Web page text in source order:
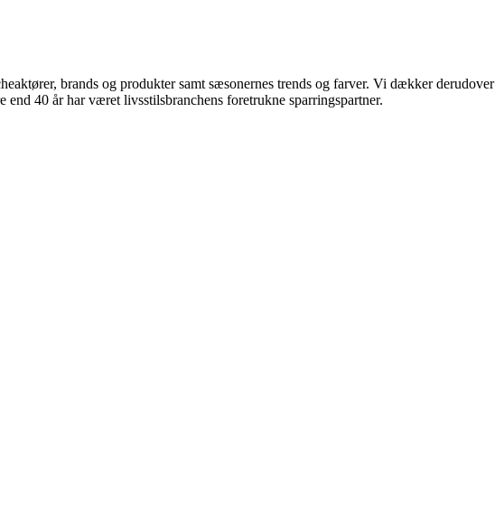
brands og produkter samt sæsonernes trends og farver. Vi dækker derudover
end 40 år har været livsstilsbranchens foretrukne sparringspartner.